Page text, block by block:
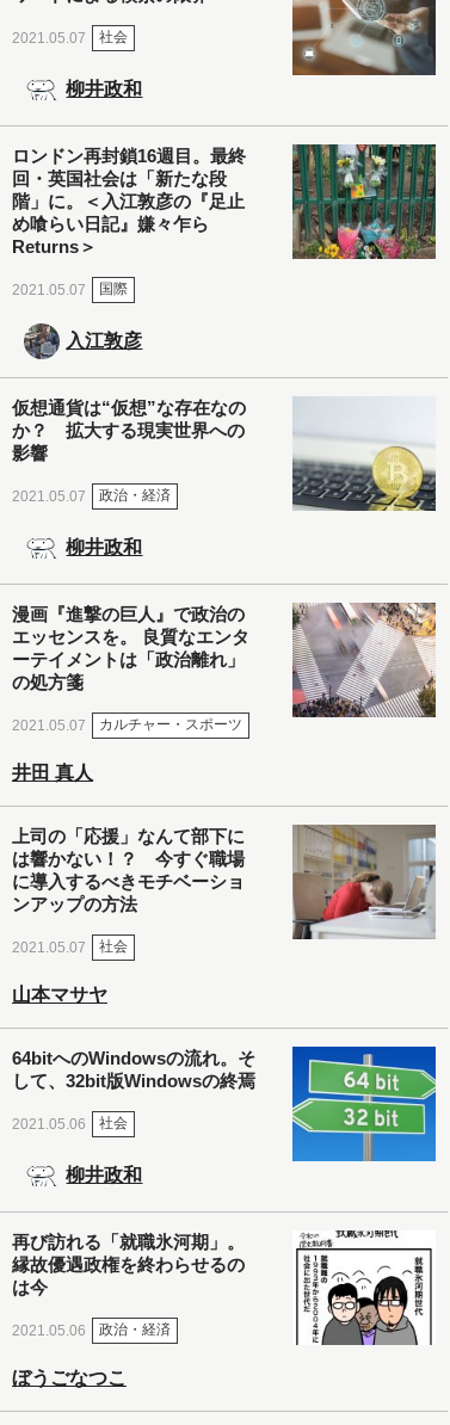
2021.05.07 社会
柳井政和
ロンドン再封鎖16週目。最終
回・英国社会は「新たな段
階」に。＜入江敦彦の『足止
め喰らい日記』嫌々乍ら
Returns＞
2021.05.07 国際
入江敦彦
仮想通貨は“仮想”な存在なの
か？ 拡大する現実世界への
影響
2021.05.07 政治・経済
柳井政和
漫画『進撃の巨人』で政治の
エッセンスを。 良質なエンタ
ーテイメントは「政治離れ」
の処方箋
2021.05.07 カルチャー・スポーツ
井田 真人
上司の「応援」なんて部下に
は響かない！？ 今すぐ職場
に導入するべきモチベーショ
ンアップの方法
2021.05.07 社会
山本マサヤ
64bitへのWindowsの流れ。そ
して、32bit版Windowsの終焉
2021.05.06 社会
柳井政和
再び訪れる「就職氷河期」。
縁故優遇政権を終わらせるの
は今
2021.05.06 政治・経済
ぼうごなつこ